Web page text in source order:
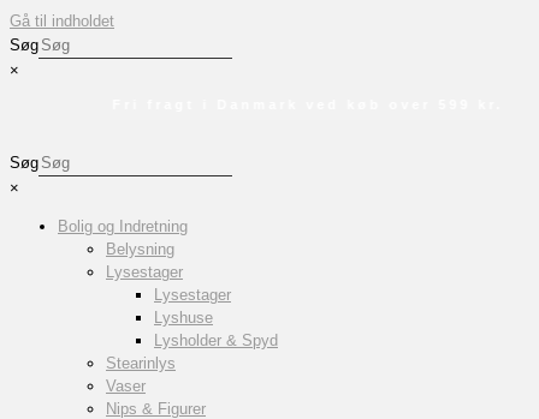
Gå til indholdet
Søg
×
Søg
×
Bolig og Indretning
Belysning
Lysestager
Lysestager
Lyshuse
Lysholder & Spyd
Stearinlys
Vaser
Nips & Figurer